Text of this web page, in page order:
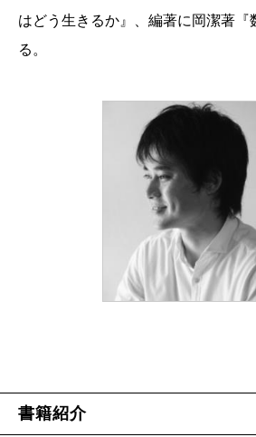
はどう生きるか』、編著に岡潔著『
る。
書籍紹介